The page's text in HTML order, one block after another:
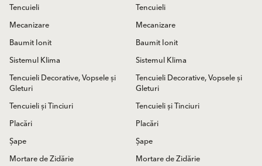
Tencuieli
Mecanizare
Baumit Ionit
Sistemul Klima
Tencuieli Decorative, Vopsele și
Gleturi
Tencuieli și Tinciuri
Placări
Șape
Mortare de Zidărie
Tencuieli
Mecanizare
Baumit Ionit
Sistemul Klima
Tencuieli Decorative, Vopsele și
Gleturi
Tencuieli și Tinciuri
Placări
Șape
Mortare de Zidărie